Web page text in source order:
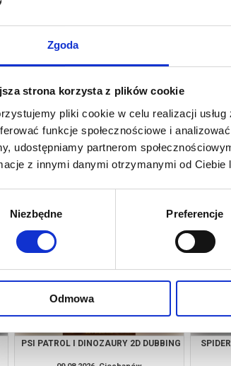
Zgoda
strona korzysta z plików cookie
pliki cookie w celu realizacji usług
funkcje społecznościowe i
udostępniamy partnerom
z innymi danymi otrzymanymi od
Niezbędne Preferencje
Odmowa
SPIDER-MAN: CAŁKIEM NOWY DZIEŃ
kup bilet
PSI PATROL I DINOZAURY 2D DUBBING